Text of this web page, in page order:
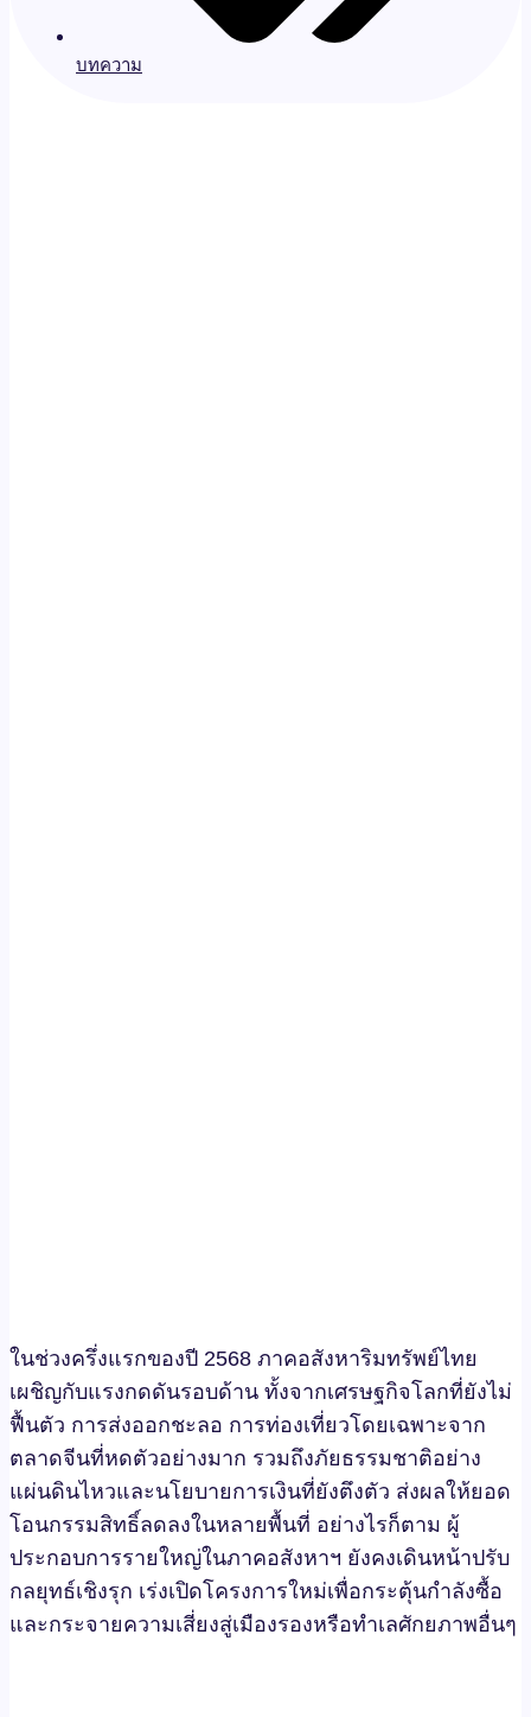
บทความ
ในช่วงครึ่งแรกของปี 2568 ภาคอสังหาริมทรัพย์ไทย
เผชิญกับแรงกดดันรอบด้าน ทั้งจากเศรษฐกิจโลกที่ยังไม่
ฟื้นตัว การส่งออกชะลอ การท่องเที่ยวโดยเฉพาะจาก
ตลาดจีนที่หดตัวอย่างมาก รวมถึงภัยธรรมชาติอย่าง
แผ่นดินไหวและนโยบายการเงินที่ยังตึงตัว ส่งผลให้ยอด
โอนกรรมสิทธิ์ลดลงในหลายพื้นที่ อย่างไรก็ตาม ผู้
ประกอบการรายใหญ่ในภาคอสังหาฯ ยังคงเดินหน้าปรับ
กลยุทธ์เชิงรุก เร่งเปิดโครงการใหม่เพื่อกระตุ้นกำลังซื้อ
และกระจายความเสี่ยงสู่เมืองรองหรือทำเลศักยภาพอื่นๆ